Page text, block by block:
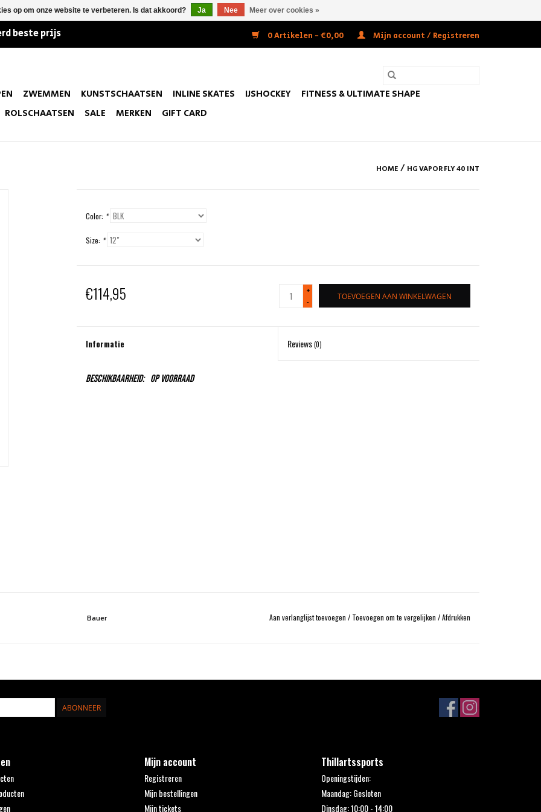
beste prijs 0 Artikelen - €0,00 Mijn account / Registreren
ZWEMMEN KUNSTSCHAATSEN INLINE SKATES IJSHOCKEY
FITNESS & ULTIMATE SHAPE
ROLSCHAATSEN
SALE MERKEN GIFT CARD
HOME / HG VAPOR FLY 40 INT
Color: *
Size: *
€114,95
+
-
TOEVOEGEN AAN WINKELWAGEN
Informatie Reviews(0)
Beschikbaarheid: Op voorraad
Bauer Aan verlanglijst toevoegen / Toevoegen om te vergelijken /Afdrukken
ABONNEER
Mijn account
Registreren
Mijn bestellingen
Mijn tickets
Thillartssports
Openingstijden:
Maandag: Gesloten
Dinsdag: 10:00 - 14:00
op om onze website te verbeteren. Is dat akkoord? Ja Nee Meer over cookies »